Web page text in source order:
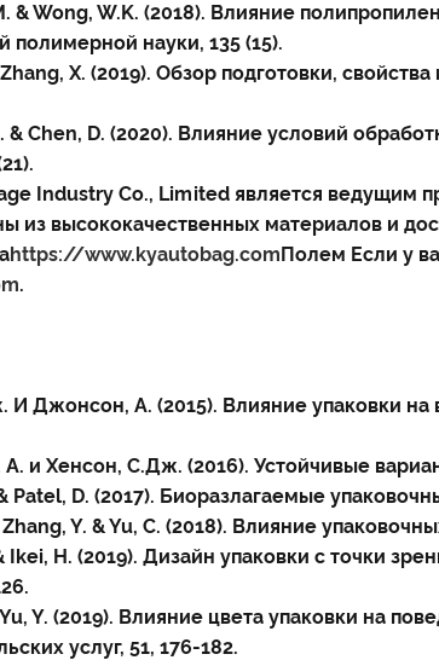
& Wong, W.K. (2018). Влияние
полимерной науки, 135 (15).
Zhang, X. (2019). Обзор подготовки,
& Chen, D. (2020). Влияние условий
Industry Co., Limited является ведущим
из высококачественных материалов и
https://www.kyautobag.comПолем Если у
.
И Джонсон, А. (2015). Влияние упаковки на
А. и Хенсон, С.Дж. (2016). Устойчивые
Patel, D. (2017). Биоразлагаемые
Zhang, Y. & Yu, C. (2018). Влияние
Ikei, H. (2019). Дизайн упаковки с точки
Y. (2019). Влияние цвета упаковки на
услуг, 51, 176-182.